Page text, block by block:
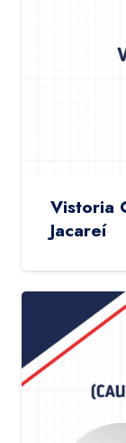
Vistoria
Jacareí